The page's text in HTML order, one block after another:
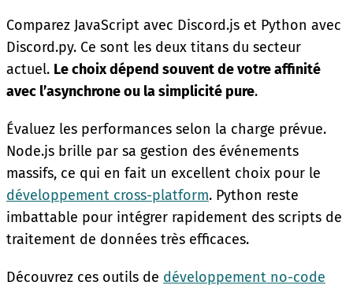
Comparez JavaScript avec Discord.js et Python avec
Discord.py. Ce sont les deux titans du secteur
actuel. Le choix dépend souvent de votre affinité
avec l’asynchrone ou la simplicité pure.
Évaluez les performances selon la charge prévue.
Node.js brille par sa gestion des événements
massifs, ce qui en fait un excellent choix pour le
développement cross-platform. Python reste
imbattable pour intégrer rapidement des scripts de
traitement de données très efficaces.
Découvrez ces outils de développement no-code